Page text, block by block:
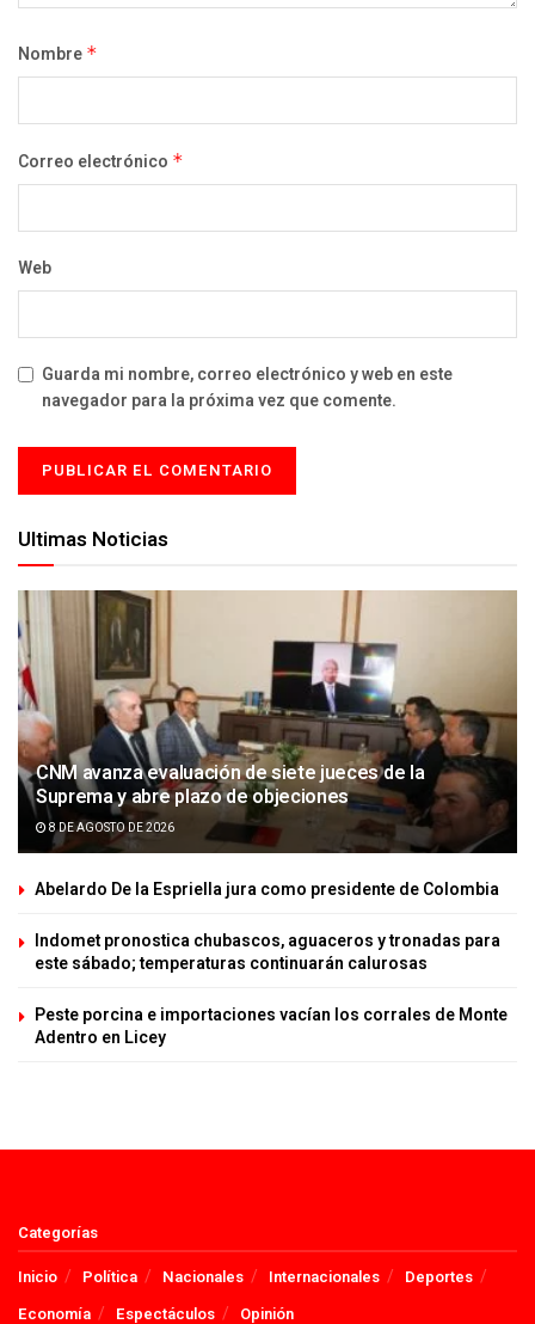
Nombre *
Correo electrónico *
Web
Guarda mi nombre, correo electrónico y web en este
navegador para la próxima vez que comente.
Ultimas Noticias
CNM avanza evaluación de siete jueces de la
Suprema y abre plazo de objeciones
8 DE AGOSTO DE 2026
Abelardo De la Espriella jura como presidente de Colombia
Indomet pronostica chubascos, aguaceros y tronadas para
este sábado; temperaturas continuarán calurosas
Peste porcina e importaciones vacían los corrales de Monte
Adentro en Licey
Categorías
Inicio
Política Nacionales Internacionales
Deportes
Economía
Espectáculos Opinión